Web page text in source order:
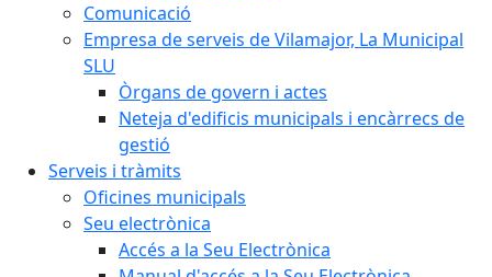
Comunicació
Empresa de serveis de Vilamajor, La Municipal
SLU
Òrgans de govern i actes
Neteja d'edificis municipals i encàrrecs de
gestió
Serveis i tràmits
Oficines municipals
Seu electrònica
Accés a la Seu Electrònica